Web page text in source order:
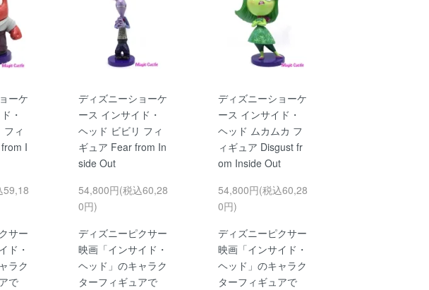
ーケ
・
ィ
I
59,18
サー
ド・
ラク
で
ディズニーショーケ
ース インサイド・
ヘッド ビビリ フィ
ギュア Fear from In
side Out
54,800円(税込60,28
0円)
ディズニーピクサー
映画「インサイド・
ヘッド」のキャラク
ターフィギュアで
ディズニーショーケ
ース インサイド・
ヘッド ムカムカ フ
ィギュア Disgust fr
om Inside Out
54,800円(税込60,28
0円)
ディズニーピクサー
映画「インサイド・
ヘッド」のキャラク
ターフィギュアで